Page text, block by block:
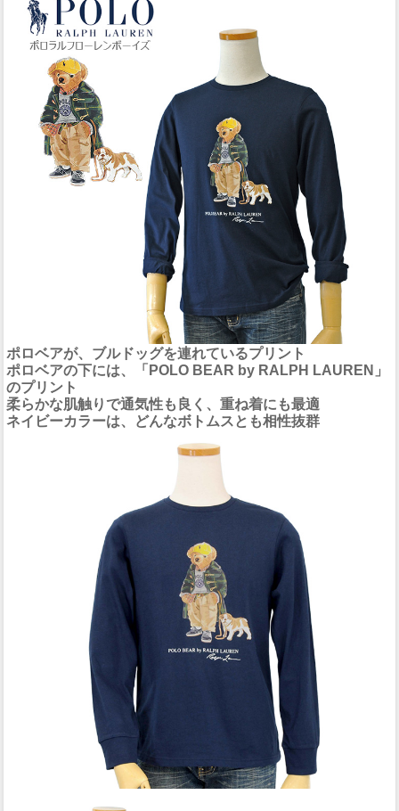
ポロベアが、ブルドッグを連れているプリント
ポロベアの下には、「POLO BEAR by RALPH LAUREN」
のプリント
柔らかな肌触りで通気性も良く、重ね着にも最適
ネイビーカラーは、どんなボトムスとも相性抜群